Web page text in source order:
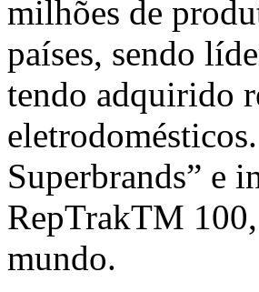
milhões de
países, sendo
tendo adquirido
Superbrands” e
RepTrakTM 100,
mundo.